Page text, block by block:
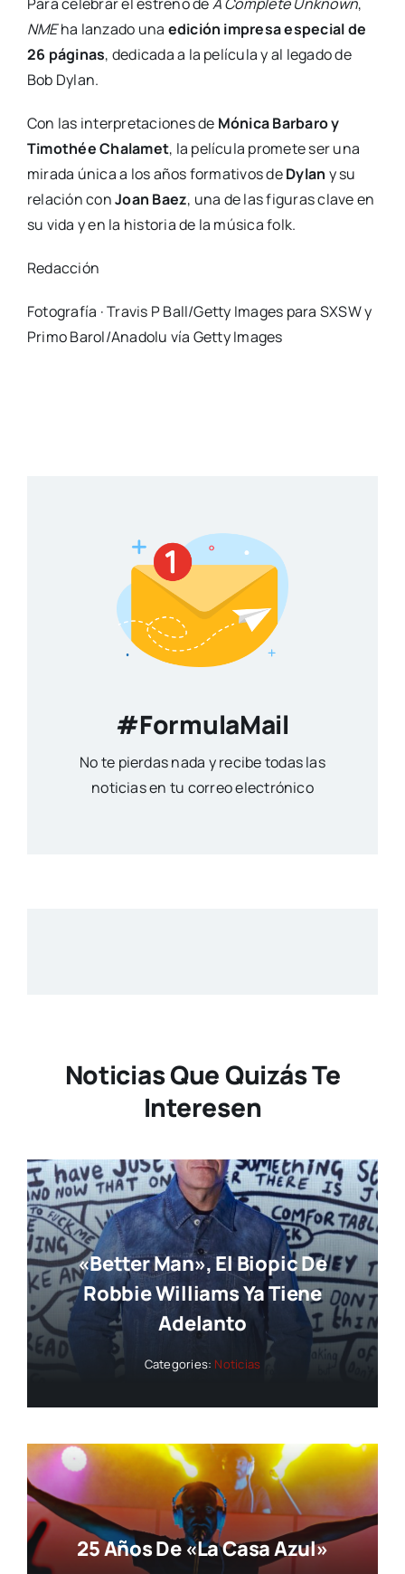
NMEha lanzado una edición impresa especial de
26 páginas, dedicada a la película y al legado de
Bob Dylan.
Con las interpretaciones de Mónica Barbaro y
Timothée Chalamet, la película promete ser una
mirada única a los años formativos deDylan y su
relación conJoan Baez, una de las figuras clave en
su vida y en la historia de la música folk.
Redacción
Fotografía · Travis P Ball/Getty Images para SXSW y
Primo Barol/Anadolu vía Getty Images
#FormulaMail
No te pierdas nada y recibe todas las
noticias en tu correo electrónico
Noticias Que Quizás Te
Interesen
«Better Man», El Biopic De
Robbie Williams Ya Tiene
Adelanto
Categories: Noticias
25 Años De «La Casa Azul»